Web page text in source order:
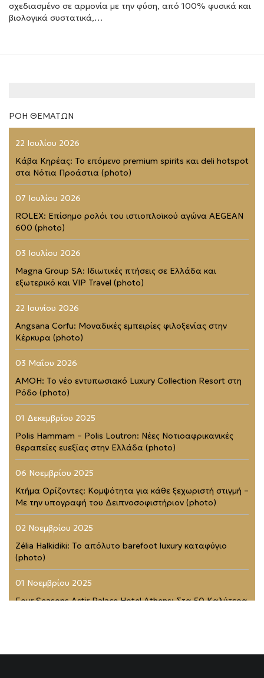
σχεδιασμένο σε αρμονία με την φύση, από 100% φυσικά και
βιολογικά συστατικά,…
ΡΟΗ ΘΕΜΑΤΩΝ
22 Ιουλίου 2026
Κάβα Κηρέας: Το επόμενο premium spirits και deli hotspot
στα Νότια Προάστια (photo)
07 Ιουλίου 2026
ROLEX: Επίσημο ρολόι του ιστιοπλοϊκού αγώνα AEGEAN
600 (photo)
03 Ιουλίου 2026
Magna Group SA: Ιδιωτικές πτήσεις σε Ελλάδα και
εξωτερικό και VIP Travel (photo)
22 Ιουνίου 2026
Angsana Corfu: Μοναδικές εμπειρίες φιλοξενίας στην
Κέρκυρα (photo)
03 Μαΐου 2026
AMOH: Το νέο εντυπωσιακό Luxury Collection Resort στη
Ρόδο (photo)
01 Δεκεμβρίου 2025
Polis Hammam – Polis Loutron: Νέες Νοτιοαφρικανικές
θεραπείες ευεξίας στην Ελλάδα (photo)
06 Νοεμβρίου 2025
Κτήμα Ορίζοντες: Κομψότητα για κάθε ξεχωριστή στιγμή –
Με την υπογραφή του Δειπνοσοφιστήριον (photo)
02 Νοεμβρίου 2025
Zélia Halkidiki: Το απόλυτο barefoot luxury καταφύγιο
(photo)
01 Νοεμβρίου 2025
Four Seasons Astir Palace Hotel Athens: Στα 50 Καλύτερα
Rodopou & Beyond: Ένα από τα πιο εντυπωσιακά